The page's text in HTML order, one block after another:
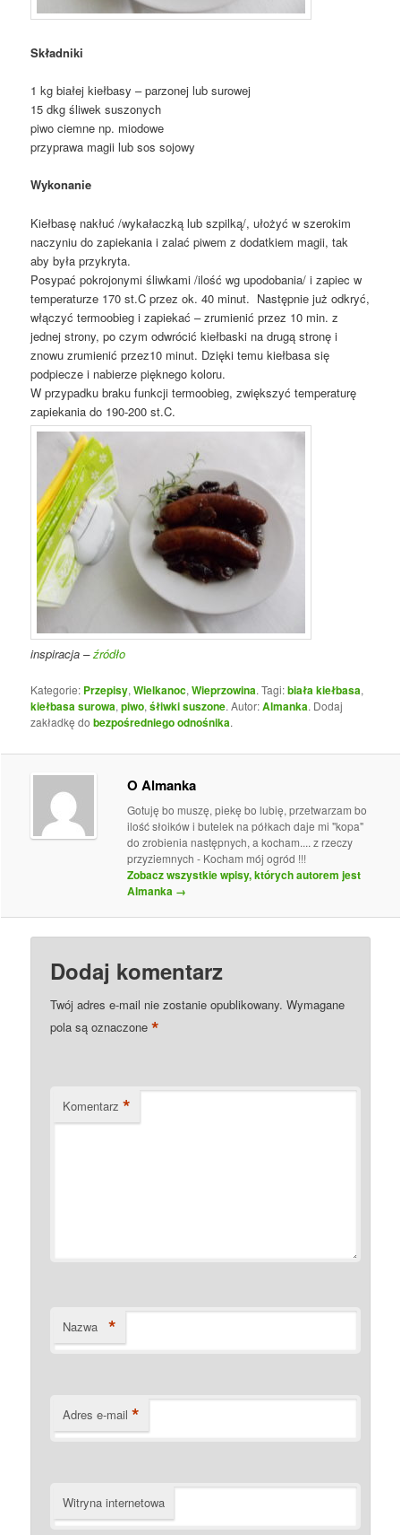
Składniki
1 kg białej kiełbasy – parzonej lub surowej
15 dkg śliwek suszonych
piwo ciemne np. miodowe
przyprawa magii lub sos sojowy
Wykonanie
Kiełbasę nakłuć /wykałaczką lub szpilką/, ułożyć w szerokim
naczyniu do zapiekania i zalać piwem z dodatkiem magii, tak
aby była przykryta.
Posypać pokrojonymi śliwkami /ilość wg upodobania/ i zapiec w
temperaturze 170 st.C przez ok. 40 minut. Następnie już odkryć,
włączyć termoobieg i zapiekać – zrumienić przez 10 min. z
jednej strony, po czym odwrócić kiełbaski na drugą stronę i
znowu zrumienić przez10 minut. Dzięki temu kiełbasa się
podpiecze i nabierze pięknego koloru.
W przypadku braku funkcji termoobieg, zwiększyć temperaturę
zapiekania do 190-200 st.C.
inspiracja – źródło
Kategorie: Przepisy,Wielkanoc,Wieprzowina. Tagi:biała kiełbasa,
kiełbasa surowa,piwo,śłiwki suszone. Autor:Almanka. Dodaj
zakładkę dobezpośredniego odnośnika.
O Almanka
Gotuję bo muszę, piekę bo lubię, przetwarzam bo
ilość słoików i butelek na półkach daje mi "kopa"
do zrobienia następnych, a kocham.... z rzeczy
przyziemnych - Kocham mój ogród !!!
Zobacz wszystkie wpisy, których autorem jest
Almanka →
Dodaj komentarz
Twój adres e-mail nie zostanie opublikowany. Wymagane
pola są oznaczone*
Komentarz *
Nazwa *
Adres e-mail *
Witryna internetowa